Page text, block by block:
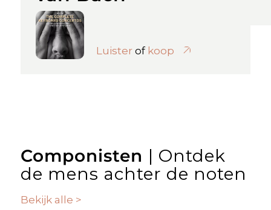
Luisterof koop
Componisten | Ontdek
de mens achter de noten
Bekijk alle >